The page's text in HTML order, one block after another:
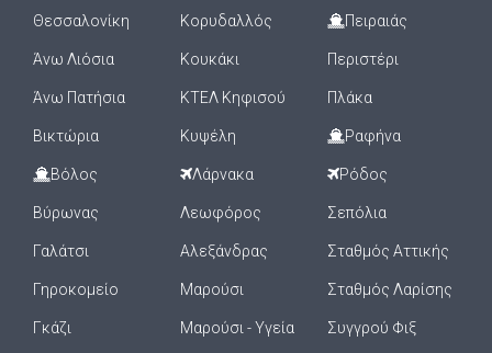
Θεσσαλονίκη
Άνω Λιόσια
Άνω Πατήσια
Βικτώρια
Βόλος
Βύρωνας
Γαλάτσι
Γηροκομείο
Γκάζι
Κορυδαλλός
Κουκάκι
ΚΤΕΛ Κηφισού
Κυψέλη
Λάρνακα
Λεωφόρος
Αλεξάνδρας
Μαρούσι
Μαρούσι - Υγεία
Πειραιάς
Περιστέρι
Πλάκα
Ραφήνα
Ρόδος
Σεπόλια
Σταθμός Αττικής
Σταθμός Λαρίσης
Συγγρού Φιξ